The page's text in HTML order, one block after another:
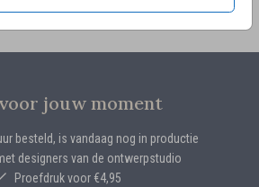
jouw moment
besteld, is vandaag nog in productie
designers van de ontwerpstudio
Proefdruk voor €4,95